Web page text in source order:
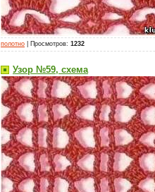
полотно Просмотров: 1232
Узор №59, схема